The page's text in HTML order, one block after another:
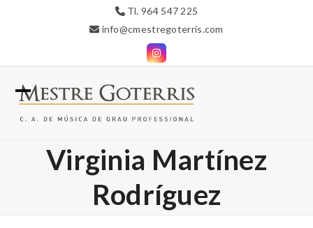
Tl. 964 547 225
info@cmestregoterris.com
Instagram
Open
menu
Close
menuVirginia Martínez
Rodríguez